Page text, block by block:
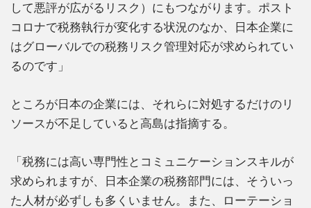
して悪評が広がるリスク）にもつながります。ポスト
コロナで税務執行が変化する状況のなか、日本企業に
はグローバルでの税務リスク管理対応が求められてい
るのです」
ところが日本の企業には、それらに対処するだけのリ
ソースが不足していると高島は指摘する。
「税務には高い専門性とコミュニケーションスキルが
求められますが、日本企業の税務部門には、そういっ
た人材が必ずしも多くいません。また、ローテーショ